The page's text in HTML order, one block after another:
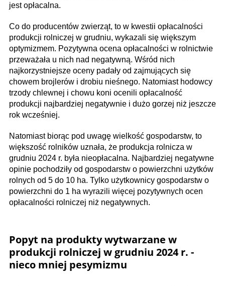
jest opłacalna.
Co do producentów zwierząt, to w kwestii opłacalności
produkcji rolniczej w grudniu, wykazali się większym
optymizmem. Pozytywna ocena opłacalności w rolnictwie
przeważała u nich nad negatywną. Wśród nich
najkorzystniejsze oceny padały od zajmujących się
chowem brojlerów i drobiu nieśnego. Natomiast hodowcy
trzody chlewnej i chowu koni ocenili opłacalność
produkcji najbardziej negatywnie i dużo gorzej niż jeszcze
rok wcześniej.
Natomiast biorąc pod uwagę wielkość gospodarstw, to
większość rolników uznała, że produkcja rolnicza w
grudniu 2024 r. była nieopłacalna. Najbardziej negatywne
opinie pochodziły od gospodarstw o powierzchni użytków
rolnych od 5 do 10 ha. Tylko użytkownicy gospodarstw o
powierzchni do 1 ha wyrazili więcej pozytywnych ocen
opłacalności rolniczej niż negatywnych.
Popyt na produkty wytwarzane w
produkcji rolniczej w grudniu 2024 r. -
nieco mniej pesymizmu